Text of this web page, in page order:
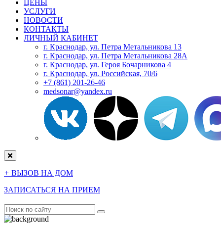
ЦЕНЫ
УСЛУГИ
НОВОСТИ
КОНТАКТЫ
ЛИЧНЫЙ КАБИНЕТ
г. Краснодар, ул. Петра Метальникова 13
г. Краснодар, ул. Петра Метальникова 28А
г. Краснодар, ул. Героя Бочарникова 4
г. Краснодар, ул. Российская, 70/6
+7 (861) 201-26-46
medsonar@yandex.ru
+ ВЫЗОВ НА ДОМ
ЗАПИСАТЬСЯ НА ПРИЕМ